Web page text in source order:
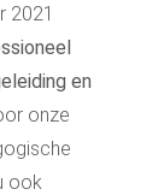
2021
en
onze
ook